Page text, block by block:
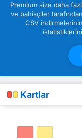
Premium size daha
ve bahisçiler
CSV
Kartlar